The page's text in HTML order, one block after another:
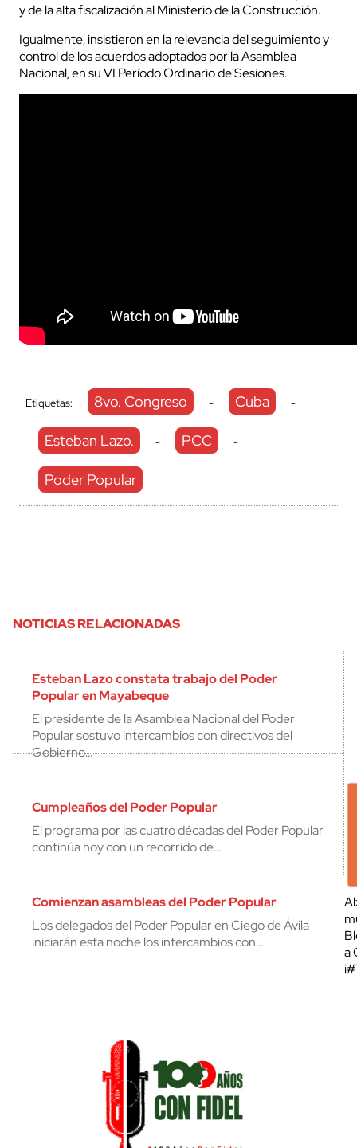
y de la alta fiscalización al Ministerio de la Construcción.
Igualmente, insistieron en la relevancia del seguimiento y
control de los acuerdos adoptados por la Asamblea
Nacional, en su VI Período Ordinario de Sesiones.
Etiquetas: 8vo. Congreso - Cuba -
Esteban Lazo. - PCC -
Poder Popular
NOTICIAS RELACIONADAS
Esteban Lazo constata trabajo del Poder
Popular en Mayabeque
El presidente de la Asamblea Nacional del Poder
Popular sostuvo intercambios con directivos del
Gobierno…
Cumpleaños del Poder Popular
El programa por las cuatro décadas del Poder Popular
continúa hoy con un recorrido de…
Comienzan asambleas del Poder Popular
Los delegados del Poder Popular en Ciego de Ávila
iniciarán esta noche los intercambios con…
a